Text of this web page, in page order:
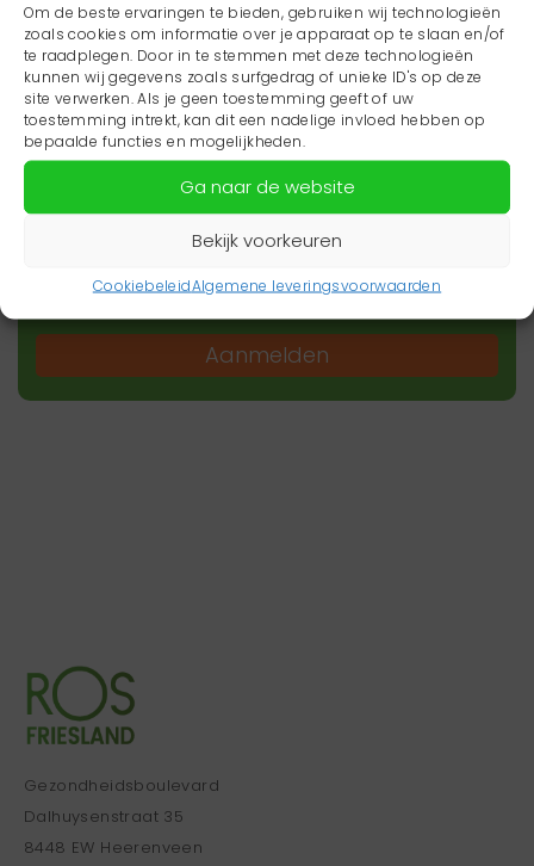
Om de beste ervaringen te bieden, gebruiken wij technologieën
zoals cookies om informatie over je apparaat op te slaan en/of
te raadplegen. Door in te stemmen met deze technologieën
kunnen wij gegevens zoals surfgedrag of unieke ID's op deze
site verwerken. Als je geen toestemming geeft of uw
toestemming intrekt, kan dit een nadelige invloed hebben op
bepaalde functies en mogelijkheden.
Ga naar de website
Bekijk voorkeuren
CookiebeleidAlgemene leveringsvoorwaarden
Wil je niets missen?
Wil je op de hoogte blijven van het laatste
zorgnieuws in jouw regio? Schrijf je dan in voor
onze nieuwsbrief.
Aanmelden
Gezondheidsboulevard
Dalhuysenstraat 35
8448 EW Heerenveen